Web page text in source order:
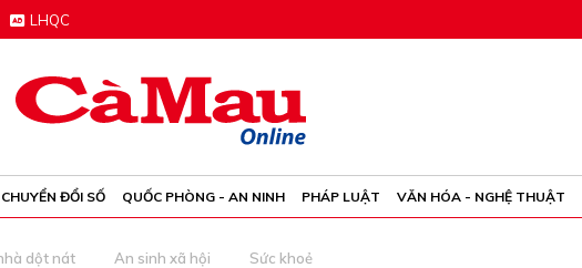
LHQC
CHUYỂN ĐỔI SỐ QUỐC PHÒNG - AN NINH PHÁP LUẬT VĂN HÓA - NGHỆ THUẬT
dột nát An sinh xã hội Sức khoẻ